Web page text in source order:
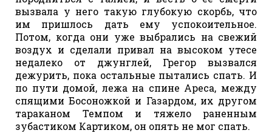
вызвала у него такую глубокую скорбь, что
им пришлось дать ему успокоительное.
Потом, когда они уже выбрались на свежий
воздух и сделали привал на высоком утесе
недалеко от джунглей, Грегор вызвался
дежурить, пока остальные пытались спать. И
по пути домой, лежа на спине Ареса, между
спящими Босоножкой и Газардом, их другом
тараканом Темпом и тяжело раненным
зубастиком Картиком, он опять не мог спать.